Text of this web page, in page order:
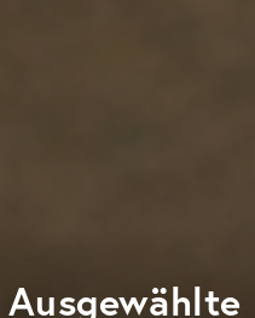
Ausgewählte